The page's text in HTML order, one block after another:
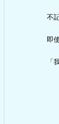
不
即
「